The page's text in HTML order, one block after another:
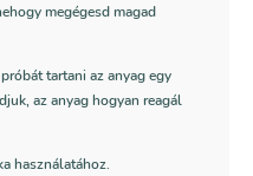
megégesd magad
tartani az anyag egy
az anyag hogyan reagál
használatához.